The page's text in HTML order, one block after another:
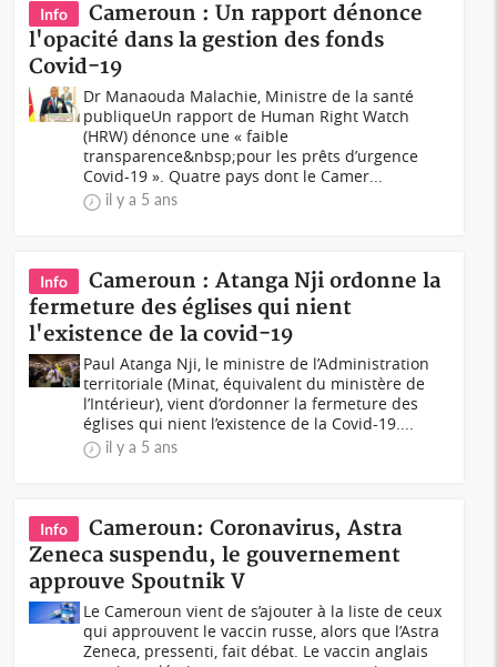
Info
Cameroun : Un rapport dénonce
l'opacité dans la gestion des fonds
Covid-19
Dr Manaouda Malachie, Ministre de la santé
publiqueUn rapport de Human Right Watch
(HRW) dénonce une « faible
transparence&nbsp;pour les prêts d’urgence
Covid-19 ». Quatre pays dont le Camer...
il y a 5 ans
Info
Cameroun : Atanga Nji ordonne la
fermeture des églises qui nient
l'existence de la covid-19
Paul Atanga Nji, le ministre de l’Administration
territoriale (Minat, équivalent du ministère de
l’Intérieur), vient d’ordonner la fermeture des
églises qui nient l’existence de la Covid-19....
il y a 5 ans
Info
Cameroun: Coronavirus, Astra
Zeneca suspendu, le gouvernement
approuve Spoutnik V
Le Cameroun vient de s’ajouter à la liste de ceux
qui approuvent le vaccin russe, alors que l’Astra
Zeneca, pressenti, fait débat. Le vaccin anglais